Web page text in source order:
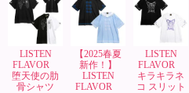
LISTEN
FLAVOR
堕天使の肋
骨シャツ
【2025春夏
新作！】
LISTEN
FLAVOR
LISTEN
FLAVOR
キラキラネ
コ スリット